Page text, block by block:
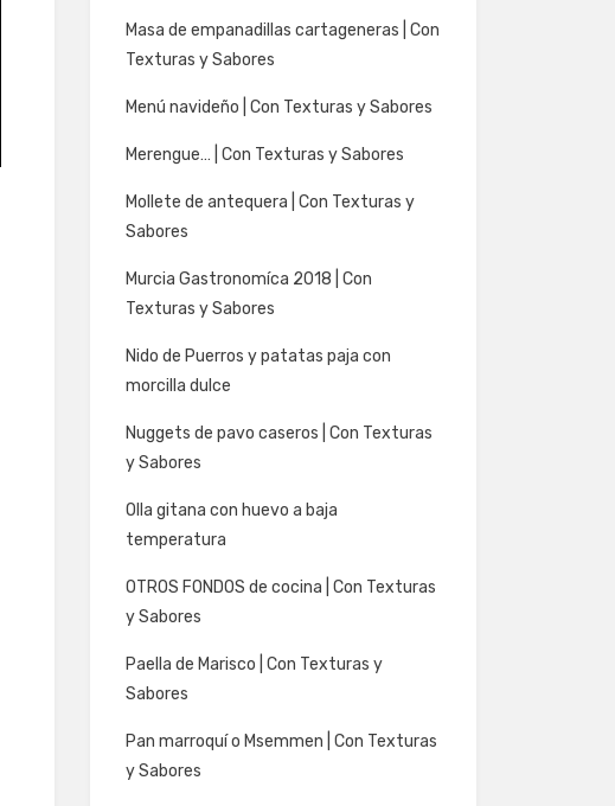
Masa de empanadillas cartageneras | Con
Texturas y Sabores
Menú navideño | Con Texturas y Sabores
Merengue… | Con Texturas y Sabores
Mollete de antequera | Con Texturas y
Sabores
Murcia Gastronomíca 2018 | Con
Texturas y Sabores
Nido de Puerros y patatas paja con
morcilla dulce
Nuggets de pavo caseros | Con Texturas
y Sabores
Olla gitana con huevo a baja
temperatura
OTROS FONDOS de cocina | Con Texturas
y Sabores
Paella de Marisco | Con Texturas y
Sabores
Pan marroquí o Msemmen | Con Texturas
y Sabores